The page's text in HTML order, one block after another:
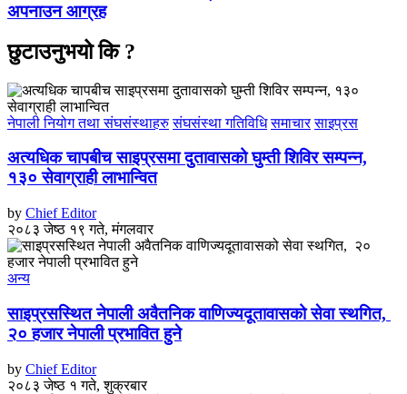
अपनाउन आग्रह
छुटाउनुभयो कि ?
नेपाली नियोग तथा संघसंस्थाहरु संघसंस्था गतिविधि समाचार साइप्रस
अत्यधिक चापबीच साइप्रसमा दुतावासको घुम्ती शिविर सम्पन्न,
१३० सेवाग्राही लाभान्वित
by Chief Editor
२०८३ जेष्ठ १९ गते, मंगलवार
अन्य
साइप्रसस्थित नेपाली अवैतनिक वाणिज्यदूतावासको सेवा स्थगित,
२० हजार नेपाली प्रभावित हुने
by Chief Editor
२०८३ जेष्ठ १ गते, शुक्रबार